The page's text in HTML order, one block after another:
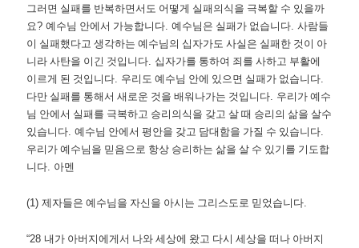
그러면 실패를 반복하면서도 어떻게 실패의식을 극복할 수 있을까
요?예수님 안에서 가능합니다.예수님은 실패가 없습니다.사람들
이 실패했다고 생각하는 예수님의 십자가도 사실은 실패한 것이 아
니라 사탄을 이긴 것입니다. 십자가를 통하여 죄를 사하고 부활에
이르게 된 것입니다. 우리도 예수님 안에 있으면 실패가 없습니다.
다만 실패를 통해서 새로운 것을 배워나가는 것입니다. 우리가 예수
님 안에서 실패를 극복하고 승리의식을 갖고 살 때 승리의 삶을 살수
있습니다.예수님 안에서 평안을 갖고 담대함을 가질 수 있습니다.
우리가 예수님을 믿음으로 항상 승리하는 삶을 살 수 있기를 기도합
니다. 아멘
(1)제자들은 예수님을 자신을 아시는 그리스도로 믿었습니다.
“28내가 아버지에게서 나와 세상에 왔고 다시 세상을 떠나 아버지